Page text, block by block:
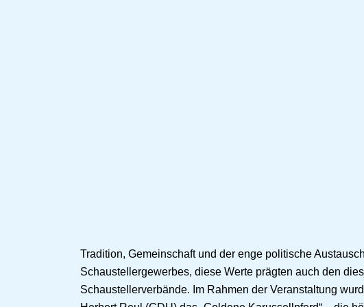
Tradition, Gemeinschaft und der enge politische
Schaustellergewerbes, diese Werte prägten auch den
Schaustellerverbände. Im Rahmen der Veranstaltung